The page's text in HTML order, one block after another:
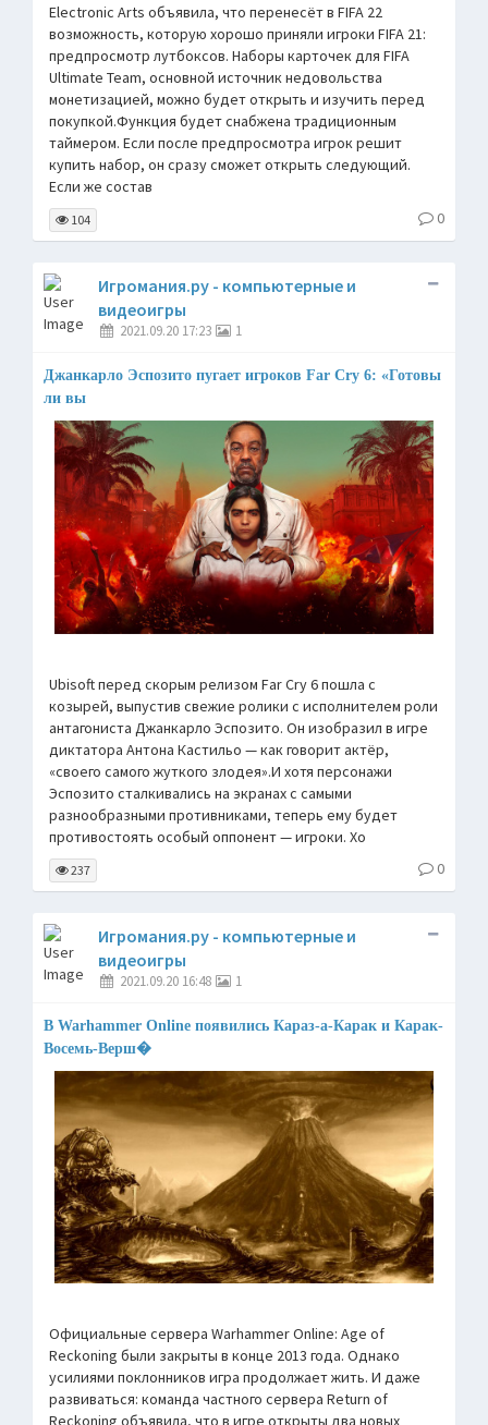
Electronic Arts объявила, что перенесёт в FIFA 22
возможность, которую хорошо приняли игроки FIFA 21:
предпросмотр лутбоксов. Наборы карточек для FIFA
Ultimate Team, основной источник недовольства
монетизацией, можно будет открыть и изучить перед
покупкой.Функция будет снабжена традиционным
таймером. Если после предпросмотра игрок решит
купить набор, он сразу сможет открыть следующий.
Если же состав
104 0
Игромания.ру - компьютерные и
видеоигры
2021.09.20 17:23 1
Джанкарло Эспозито пугает игроков Far Cry 6: «Готовы
ли вы
Ubisoft перед скорым релизом Far Cry 6 пошла с
козырей, выпустив свежие ролики с исполнителем роли
антагониста Джанкарло Эспозито. Он изобразил в игре
диктатора Антона Кастильо — как говорит актёр,
«своего самого жуткого злодея».И хотя персонажи
Эспозито сталкивались на экранах с самыми
разнообразными противниками, теперь ему будет
противостоять особый оппонент — игроки. Хо
237 0
Игромания.ру - компьютерные и
видеоигры
2021.09.20 16:48 1
В Warhammer Online появились Караз-а-Карак и Карак-
Восемь-Верш�
Официальные сервера Warhammer Online: Age of
Reckoning были закрыты в конце 2013 года. Однако
усилиями поклонников игра продолжает жить. И даже
развиваться: команда частного сервера Return of
Reckoning объявила, что в игре открыты два новых